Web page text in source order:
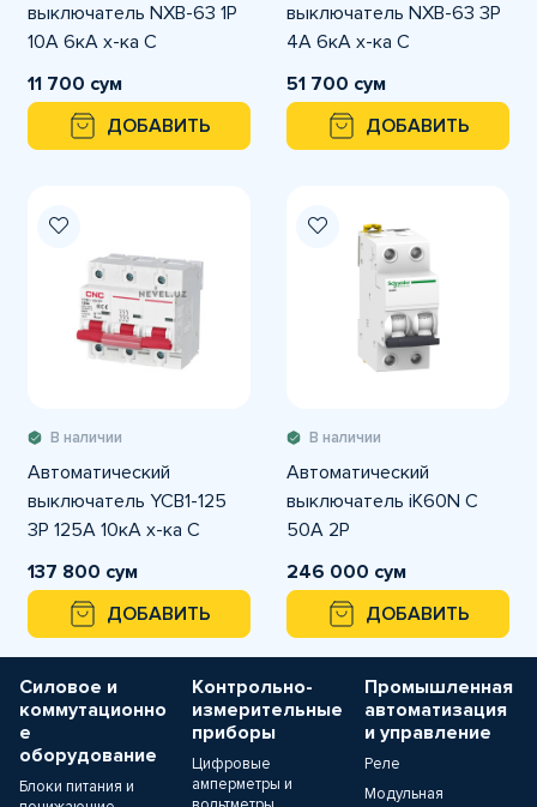
выключатель NXB-63 1P
10A 6кА х-ка С
11 700 сум
ДОБАВИТЬ
выключатель NXB-63 3P
4A 6кА х-ка С
51 700 сум
ДОБАВИТЬ
В наличии
Автоматический
выключатель YCB1-125
3P 125A 10кА х-ка С
137 800 сум
ДОБАВИТЬ
В наличии
Автоматический
выключатель iK60N C
50A 2P
246 000 сум
ДОБАВИТЬ
Силовое и
коммутационно
е
оборудование
Блоки питания и
Контрольно-
измерительные
приборы
Цифровые
амперметры и
Промышленная
автоматизация
и управление
Реле
Модульная